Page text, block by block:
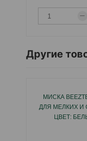
Другие
МИСКА
ДЛЯ МЕЛКИХ И
ЦВЕТ: